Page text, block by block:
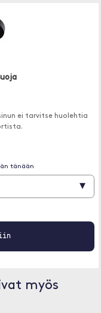
ei tarvitse huolehtia
tänään
▾
myös